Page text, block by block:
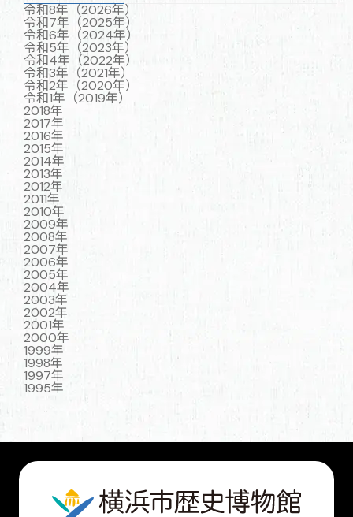
令和8年（2026年）
令和7年（2025年）
令和6年（2024年）
令和5年（2023年）
令和4年（2022年）
令和3年（2021年）
令和2年（2020年）
令和1年（2019年）
2018年
2017年
2016年
2015年
2014年
2013年
2012年
2011年
2010年
2009年
2008年
2007年
2006年
2005年
2004年
2003年
2002年
2001年
2000年
1999年
1998年
1997年
1995年